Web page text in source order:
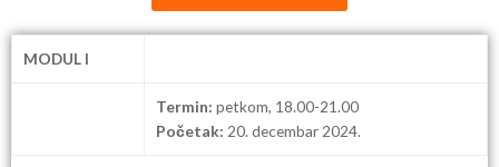
MODUL I
Termin: petkom, 18.00-21.00
Početak: 20. decembar 2024.